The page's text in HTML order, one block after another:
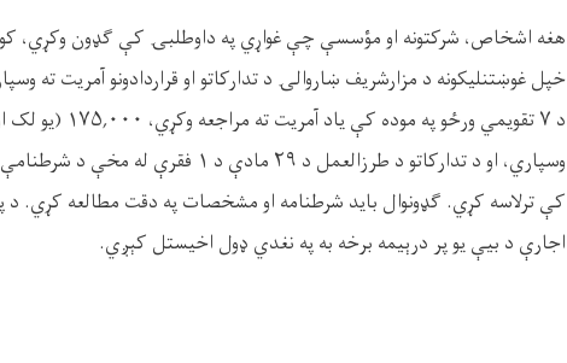
هغه اشخاص، شرکتونه او مؤسسې چې غواړي په داوطلبۍ کې ګډون وکړي،
خپل غوښتنلیکونه د مزارشریف ښاروالۍ د تدارکاتو او قراردادونو آمریت ته
د ۷ تقویمي ورځو په موده کې یاد آمریت ته مراجعه وکړي، ۱۷۵,۰۰۰ (یو لک او پنځه اویا زره) افغانۍ
وسپاري، او د تدارکاتو د طرزالعمل د ۲۹ مادې د ۱ فقرې له مخې د شرطنامې چاپ شوې کاپي د
کې ترلاسه کړي. ګډونوال باید شرطنامه او مشخصات په دقت مطالعه کړي. د
اجارې د بیې یو پر درېیمه برخه به په نغدي ډول اخیستل کېږي.